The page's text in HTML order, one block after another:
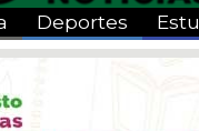
Deportes